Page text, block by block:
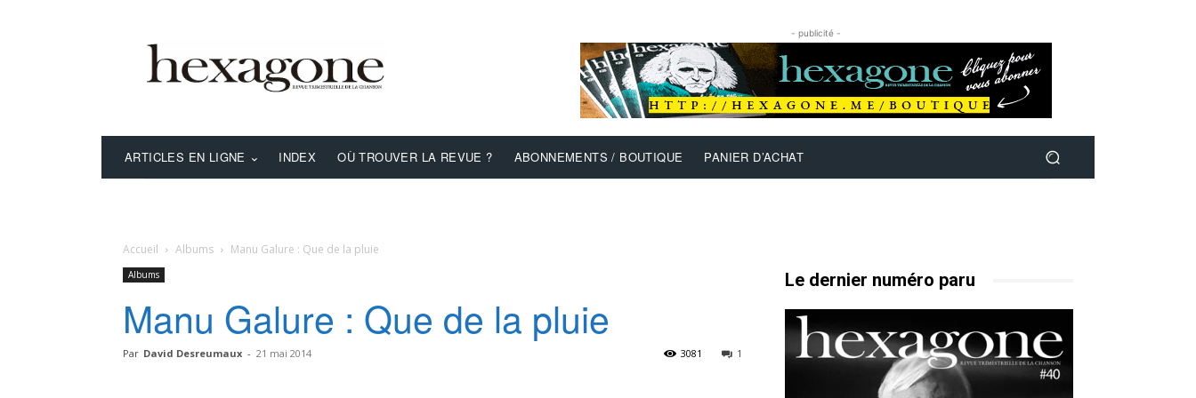
- publicité -
ARTICLES EN LIGNE INDEX OÙ TROUVER LA REVUE ? ABONNEMENTS / BOUTIQUE PANIER D’ACHAT
Accueil Albums Manu Galure : Que de la pluie
Albums
Manu Galure : Que de la pluie
Par David Desreumaux - 21 mai 2014 1
3081
Le dernier numéro paru